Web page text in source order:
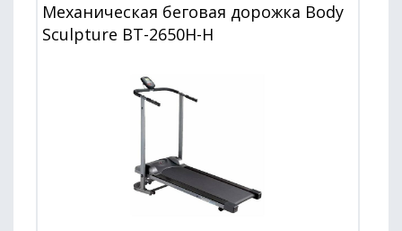
Механическая беговая дорожка Body
Sculpture BT-2650H-H